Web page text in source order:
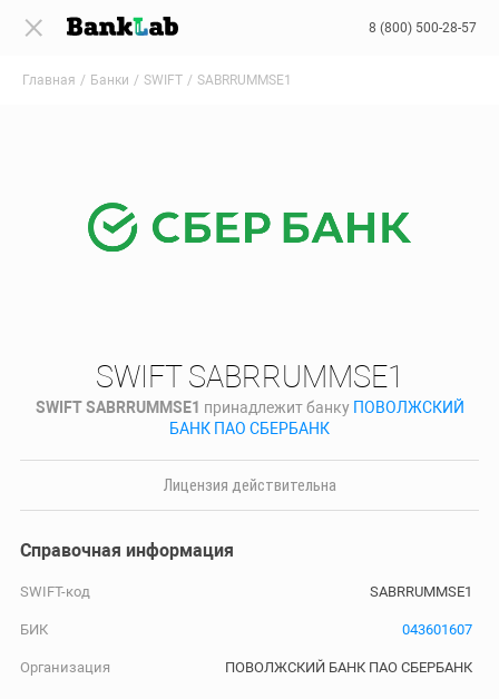
8 (800) 500-28-57
Главная Банки SWIFT SABRRUMMSE1
SWIFT SABRRUMMSE1
SWIFT SABRRUMMSE1 принадлежит банку ПОВОЛЖСКИЙ
БАНК ПАО СБЕРБАНК
Лицензия действительна
Справочная информация
SWIFT-код SABRRUMMSE1
БИК 043601607
Организация ПОВОЛЖСКИЙ БАНК ПАО СБЕРБАНК